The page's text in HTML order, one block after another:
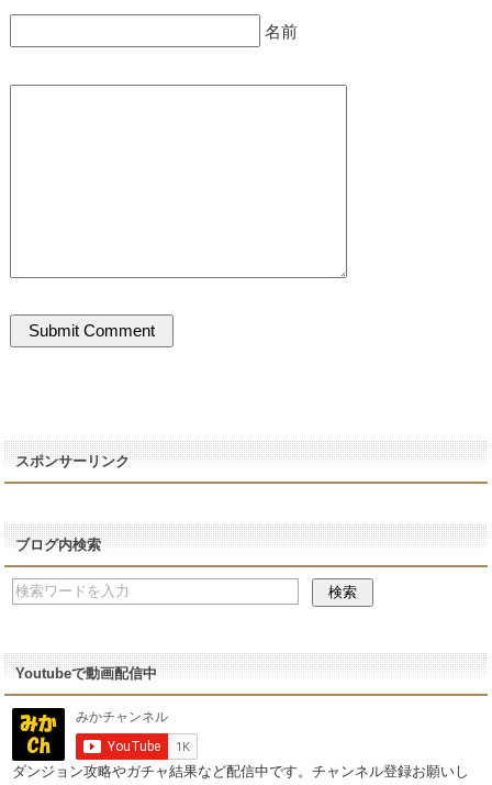
名前
スポンサーリンク
ブログ内検索
Youtubeで動画配信中
ダンジョン攻略やガチャ結果など配信中です。チャンネル登録お願いし